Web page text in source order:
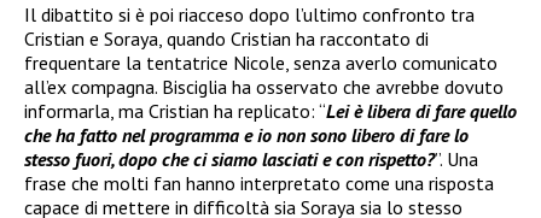
Il dibattito si è poi riacceso dopo l’ultimo confronto tra
Cristian e Soraya, quando Cristian ha raccontato di
frequentare la tentatrice Nicole, senza averlo comunicato
all’ex compagna. Bisciglia ha osservato che avrebbe dovuto
informarla, ma Cristian ha replicato: “Lei è libera di fare quello
che ha fatto nel programma e io non sono libero di fare lo
stesso fuori, dopo che ci siamo lasciati e con rispetto?”. Una
frase che molti fan hanno interpretato come una risposta
capace di mettere in difficoltà sia Soraya sia lo stesso